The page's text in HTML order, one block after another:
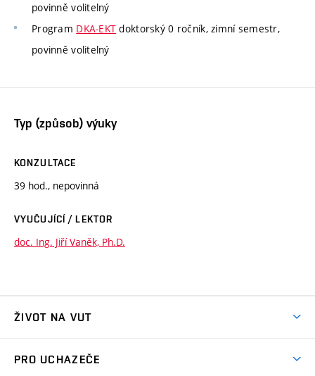
povinně volitelný
Program DKA-EKT doktorský 0 ročník, zimní semestr,
povinně volitelný
Typ (způsob) výuky
KONZULTACE
39 hod., nepovinná
VYUČUJÍCÍ / LEKTOR
doc. Ing. Jiří Vaněk, Ph.D.
ŽIVOT NA VUT
PRO UCHAZEČE